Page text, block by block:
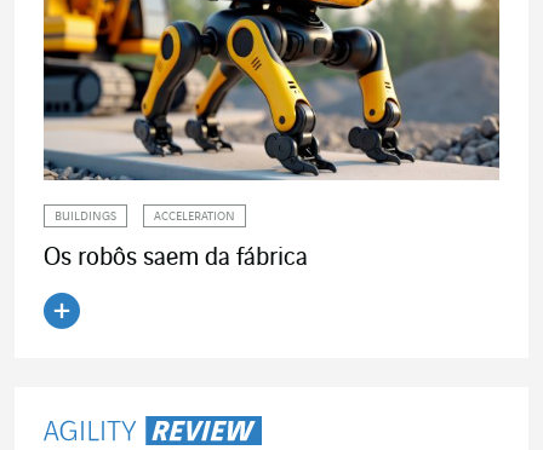
BUILDINGS ACCELERATION
Os robôs saem da fábrica